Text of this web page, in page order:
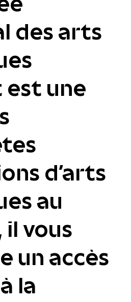
des arts
est une
d'arts
au
il vous
un accès
la